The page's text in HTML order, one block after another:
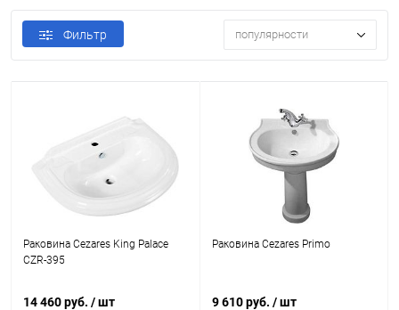
Фильтр популярности
Раковина Cezares King Palace
CZR-395
14 460 руб. / шт
Раковина Cezares Primo
9 610 руб. / шт